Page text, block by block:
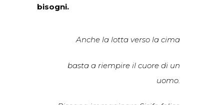
bisogni.
Anche la lotta verso la cima
basta a riempire il cuore di un
uomo.